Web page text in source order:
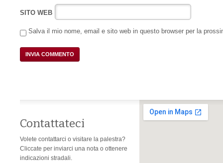
SITO WEB
Salva il mio nome, email e sito web in questo browser per la
Contattateci
Volete contattarci o visitare la palestra?
Cliccate per inviarci una nota o ottenere
indicazioni stradali.